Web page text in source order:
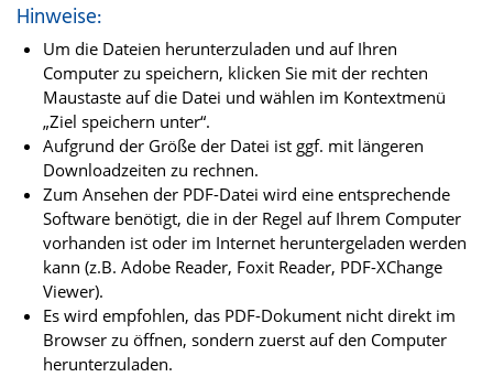
Hinweise:
Um die Dateien herunterzuladen und auf Ihren
Computer zu speichern, klicken Sie mit der rechten
Maustaste auf die Datei und wählen im Kontextmenü
„Ziel speichern unter“.
Aufgrund der Größe der Datei ist ggf. mit längeren
Downloadzeiten zu rechnen.
Zum Ansehen der PDF-Datei wird eine entsprechende
Software benötigt, die in der Regel auf Ihrem Computer
vorhanden ist oder im Internet heruntergeladen werden
kann (z.B. Adobe Reader, Foxit Reader, PDF-XChange
Viewer).
Es wird empfohlen, das PDF-Dokument nicht direkt im
Browser zu öffnen, sondern zuerst auf den Computer
herunterzuladen.